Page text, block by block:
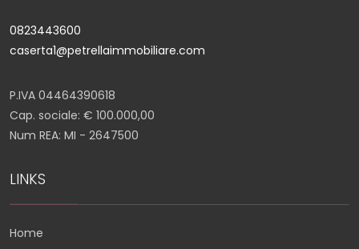
0823443600
caserta1@petrellaimmobiliare.com
P.IVA 04464390618
Cap. sociale: € 100.000,00
Num REA: MI - 2647500
LINKS
Home